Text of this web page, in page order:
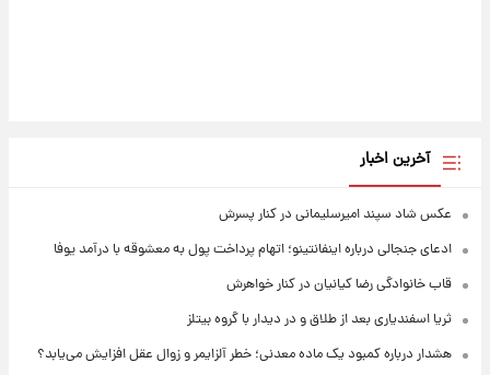
آخرین اخبار
عکس شاد سپند امیرسلیمانی در کنار پسرش
ادعای جنجالی درباره اینفانتینو؛ اتهام پرداخت پول به معشوقه با درآمد یوفا
قاب خانوادگی رضا کیانیان در کنار خواهرش
ثریا اسفندیاری بعد از طلاق و در دیدار با گروه بیتلز
هشدار درباره کمبود یک ماده معدنی؛ خطر آلزایمر و زوال عقل افزایش می‌یابد؟